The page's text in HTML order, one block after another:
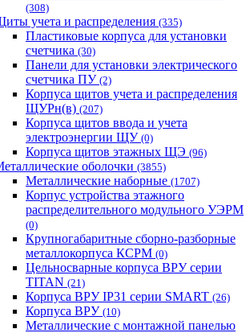
(308)
учета и распределения (335)
Пластиковые корпуса для установки
счетчика (30)
Панели для установки электрического
счетчика ПУ (2)
Корпуса щитов учета и распределения
ЩУРн(в) (207)
Корпуса щитов ввода и учета
электроэнергии ЩУ (0)
Корпуса щитов этажных ЩЭ (96)
оболочки (3855)
Металлические наборные (1707)
Корпус устройства этажного
распределительного модульного УЭРМ
(0)
Крупногабаритные сборно-разборные
металлокорпуса КСРМ (0)
Цельносварные корпуса ВРУ серии
TITAN (21)
Корпуса ВРУ IP31 серии SMART (26)
Корпуса ВРУ (10)
Металлические с монтажной панелью